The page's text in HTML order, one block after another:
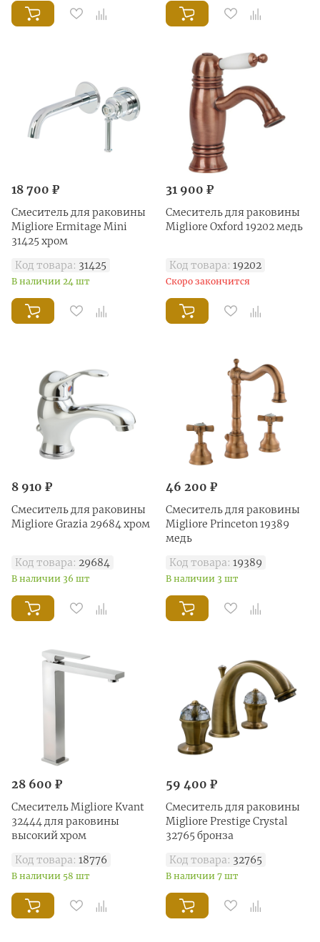
18 700 ₽
Смеситель для раковины
Migliore Ermitage Mini
31425 хром
Код товара: 31425
В наличии 24 шт
31 900 ₽
Смеситель для раковины
Migliore Oxford 19202 медь
Код товара: 19202
Скоро закончится
8 910 ₽
Смеситель для раковины
Migliore Grazia 29684 хром
Код товара: 29684
В наличии 36 шт
46 200 ₽
Смеситель для раковины
Migliore Princeton 19389
медь
Код товара: 19389
В наличии 3 шт
28 600 ₽
Смеситель Migliore Kvant
32444 для раковины
высокий хром
Код товара: 18776
В наличии 58 шт
59 400 ₽
Смеситель для раковины
Migliore Prestige Crystal
32765 бронза
Код товара: 32765
В наличии 7 шт